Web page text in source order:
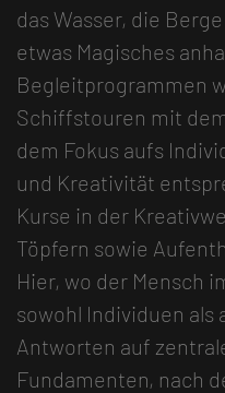
das Wasser, die
etwas Magisches
Begleitprogrammen
Schiffstouren mit
dem Fokus aufs
und Kreativität
Kurse in der
Töpfern sowie
Hier, wo der Mensch
sowohl Individuen als
Antworten auf
Fundamenten, nach